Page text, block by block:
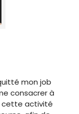
mon job
consacrer à
cette activité